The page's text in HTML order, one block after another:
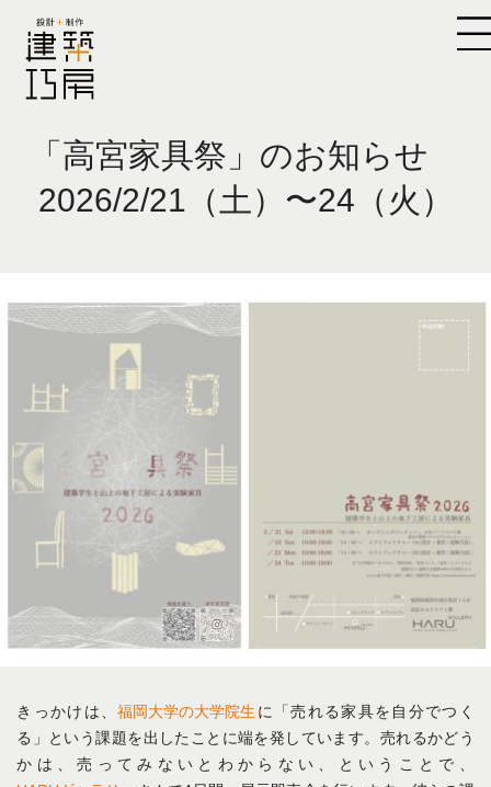
「高宮家具祭」のお知らせ
2026/2/21（土）〜24（火）
きっかけは、福岡大学の大学院生 に「売れる家具を自分でつく
る」という課題を出したことに端を発しています。売れるかどう
かは、売ってみないとわからない、ということで、